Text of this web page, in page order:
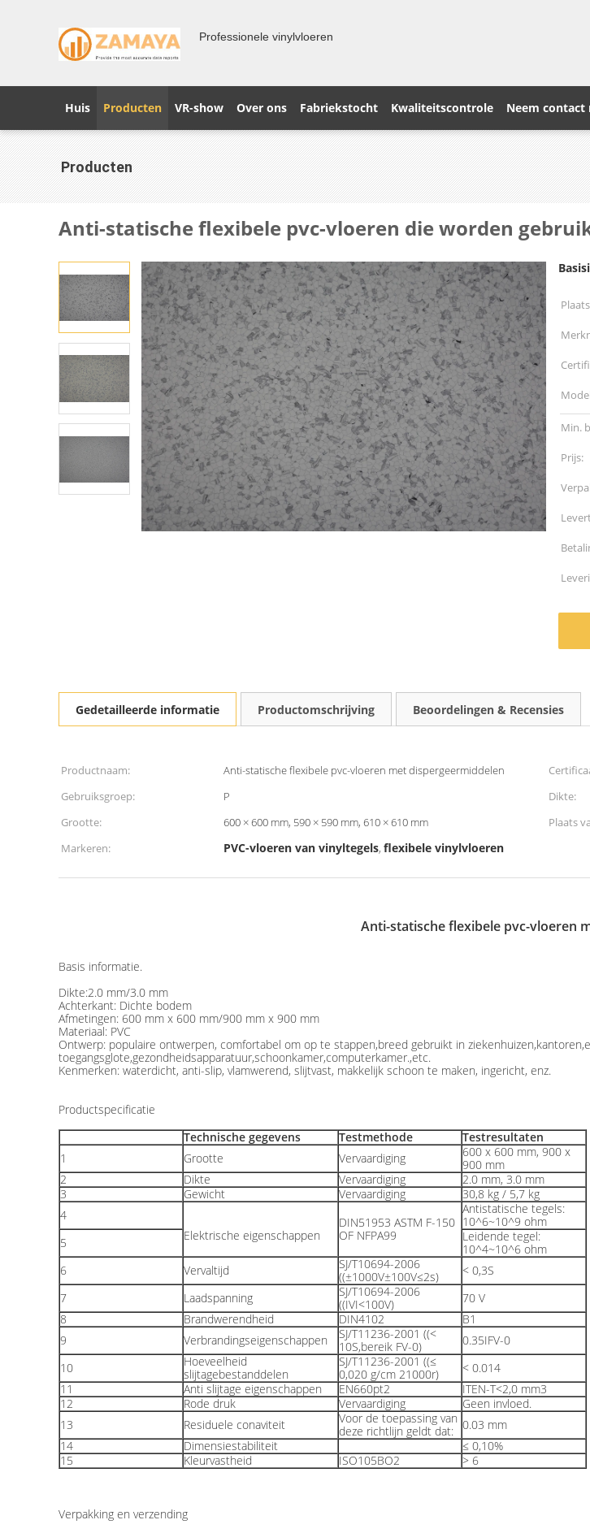
Professionele vinylvloeren
Huis Producten VR-show Over ons Fabriekstocht Kwaliteitscontrole Neem contact
Producten
Anti-statische flexibele pvc-vloeren die worden
Min.
Prijs:
Gedetailleerde informatie Productomschrijving Beoordelingen & Recensies
Productnaam: Anti-statische flexibele pvc-vloeren met dispergeermiddelen
Gebruiksgroep:
P Dikte:
Grootte:
600 × 600 mm, 590 × 590 mm, 610 × 610 mm Plaats
Markeren:
PVC-vloeren van vinyltegels, flexibele vinylvloeren
Anti-statische flexibele pvc-vloeren
Basis informatie.
Dikte:2.0 mm/3.0 mm
Achterkant: Dichte bodem
Afmetingen: 600 mm x 600 mm/900 mm x 900 mm
Materiaal: PVC
Ontwerp: populaire ontwerpen, comfortabel om op te stappen,breed gebruikt in
toegangsglote,gezondheidsapparatuur,schoonkamer,computerkamer.,etc.
Kenmerken: waterdicht, anti-slip, vlamwerend, slijtvast, makkelijk schoon te maken, ingericht, enz.
Productspecificatie
Technische gegevens
Testmethode
Testresultaten
1
Grootte Vervaardiging
600 x 600 mm, 900 x
900 mm
2
Dikte Vervaardiging
2.0 mm, 3.0 mm
3
Gewicht Vervaardiging
30,8 kg / 5,7 kg
4
Elektrische eigenschappen
DIN51953 ASTM F-150
OF NFPA99
Antistatische tegels:
10^6~10^9 ohm
5
Leidende tegel:
10^4~10^6 ohm
6
Vervaltijd
SJ/T10694-2006
((±1000V±100V≤2s)
< 0,3S
7
Laadspanning
SJ/T10694-2006
((IVI<100V)
70 V
8
Brandwerendheid DIN4102
B1
9
Verbrandingseigenschappen
SJ/T11236-2001 ((<
10S,bereik FV-0)
0.35IFV-0
10
Hoeveelheid
slijtagebestanddelen
SJ/T11236-2001 ((≤
0,020 g/cm 21000r)
< 0.014
11
Anti slijtage eigenschappen EN660pt2
ITEN-T<2,0 mm3
12
Rode druk Vervaardiging
Geen invloed.
13
Residuele conaviteit
Voor de toepassing van
deze richtlijn geldt dat: 0.03 mm
14
Dimensiestabiliteit
≤ 0,10%
15
Kleurvastheid ISO105BO2 > 6
Verpakking en verzending